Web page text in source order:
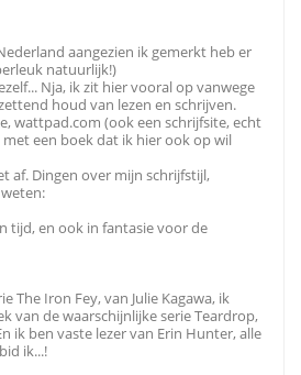
aangezien ik gemerkt heb er
natuurlijk!)
Nja, ik zit hier vooral op vanwege
houd van lezen en schrijven.
wattpad.com (ook een schrijfsite, echt
een boek dat ik hier ook op wil
af. Dingen over mijn schrijfstijl,
tijd, en ook in fantasie voor de
The Iron Fey, van Julie Kagawa, ik
van de waarschijnlijke serie Teardrop,
ik ben vaste lezer van Erin Hunter, alle
ik...!